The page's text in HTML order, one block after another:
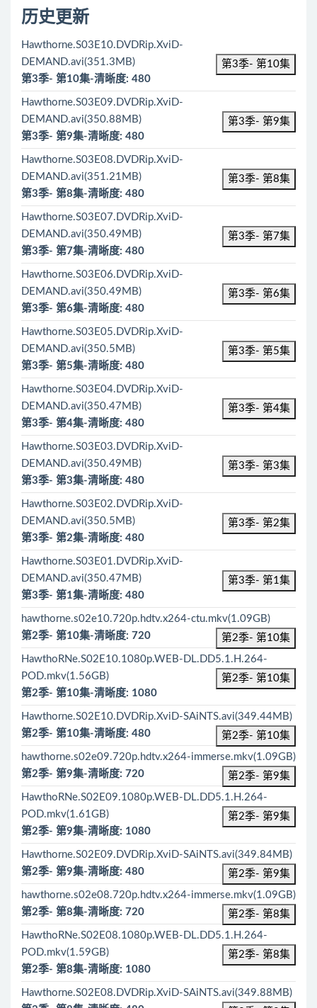
历史更新
Hawthorne.S03E10.DVDRip.XviD-
DEMAND.avi(351.3MB)
第3季- 第10集
第3季- 第10集-清晰度: 480
Hawthorne.S03E09.DVDRip.XviD-
DEMAND.avi(350.88MB)
第3季- 第9集
第3季- 第9集-清晰度: 480
Hawthorne.S03E08.DVDRip.XviD-
DEMAND.avi(351.21MB)
第3季- 第8集
第3季- 第8集-清晰度: 480
Hawthorne.S03E07.DVDRip.XviD-
DEMAND.avi(350.49MB)
第3季- 第7集
第3季- 第7集-清晰度: 480
Hawthorne.S03E06.DVDRip.XviD-
DEMAND.avi(350.49MB)
第3季- 第6集
第3季- 第6集-清晰度: 480
Hawthorne.S03E05.DVDRip.XviD-
DEMAND.avi(350.5MB)
第3季- 第5集
第3季- 第5集-清晰度: 480
Hawthorne.S03E04.DVDRip.XviD-
DEMAND.avi(350.47MB)
第3季- 第4集
第3季- 第4集-清晰度: 480
Hawthorne.S03E03.DVDRip.XviD-
DEMAND.avi(350.49MB)
第3季- 第3集
第3季- 第3集-清晰度: 480
Hawthorne.S03E02.DVDRip.XviD-
DEMAND.avi(350.5MB)
第3季- 第2集
第3季- 第2集-清晰度: 480
Hawthorne.S03E01.DVDRip.XviD-
DEMAND.avi(350.47MB)
第3季- 第1集
第3季- 第1集-清晰度: 480
hawthorne.s02e10.720p.hdtv.x264-ctu.mkv(1.09GB)
第2季- 第10集
第2季- 第10集-清晰度: 720
HawthoRNe.S02E10.1080p.WEB-DL.DD5.1.H.264-
POD.mkv(1.56GB)
第2季- 第10集
第2季- 第10集-清晰度: 1080
Hawthorne.S02E10.DVDRip.XviD-SAiNTS.avi(349.44MB)
第2季- 第10集
第2季- 第10集-清晰度: 480
hawthorne.s02e09.720p.hdtv.x264-immerse.mkv(1.09GB)
第2季- 第9集
第2季- 第9集-清晰度: 720
HawthoRNe.S02E09.1080p.WEB-DL.DD5.1.H.264-
POD.mkv(1.61GB)
第2季- 第9集
第2季- 第9集-清晰度: 1080
Hawthorne.S02E09.DVDRip.XviD-SAiNTS.avi(349.84MB)
第2季- 第9集
第2季- 第9集-清晰度: 480
hawthorne.s02e08.720p.hdtv.x264-immerse.mkv(1.09GB)
第2季- 第8集
第2季- 第8集-清晰度: 720
HawthoRNe.S02E08.1080p.WEB-DL.DD5.1.H.264-
POD.mkv(1.59GB)
第2季- 第8集
第2季- 第8集-清晰度: 1080
Hawthorne.S02E08.DVDRip.XviD-SAiNTS.avi(349.88MB)